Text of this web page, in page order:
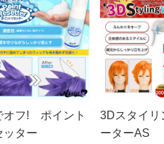
オフ! ポイント
ッター
3Dスタイリ
ーターAS